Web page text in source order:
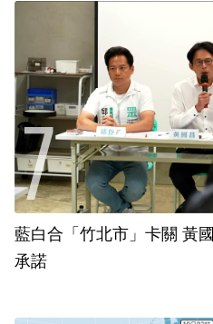
藍白合「竹北市」卡關 黃
承諾